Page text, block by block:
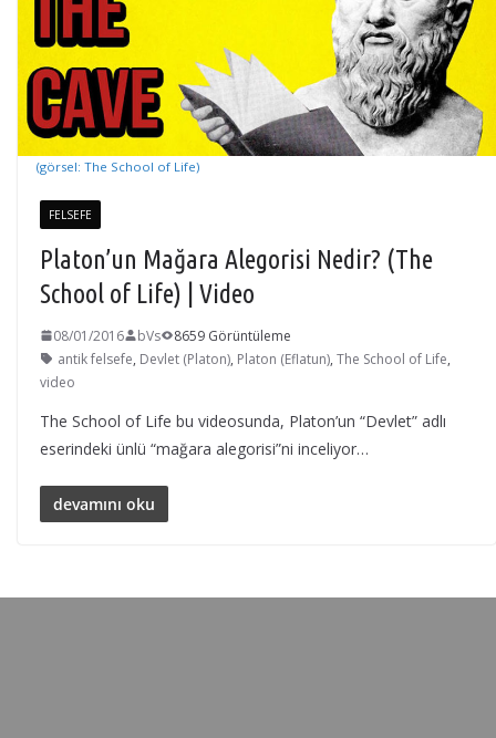
(görsel: The School of Life)
FELSEFE
Platon’un Mağara Alegorisi Nedir? (The
School of Life) | Video
08/01/2016 bVs
8659 Görüntüleme
antik felsefe, Devlet (Platon), Platon (Eflatun), The School of Life,
video
The School of Life bu videosunda, Platon’un “Devlet” adlı
eserindeki ünlü “mağara alegorisi”ni inceliyor…
devamını oku